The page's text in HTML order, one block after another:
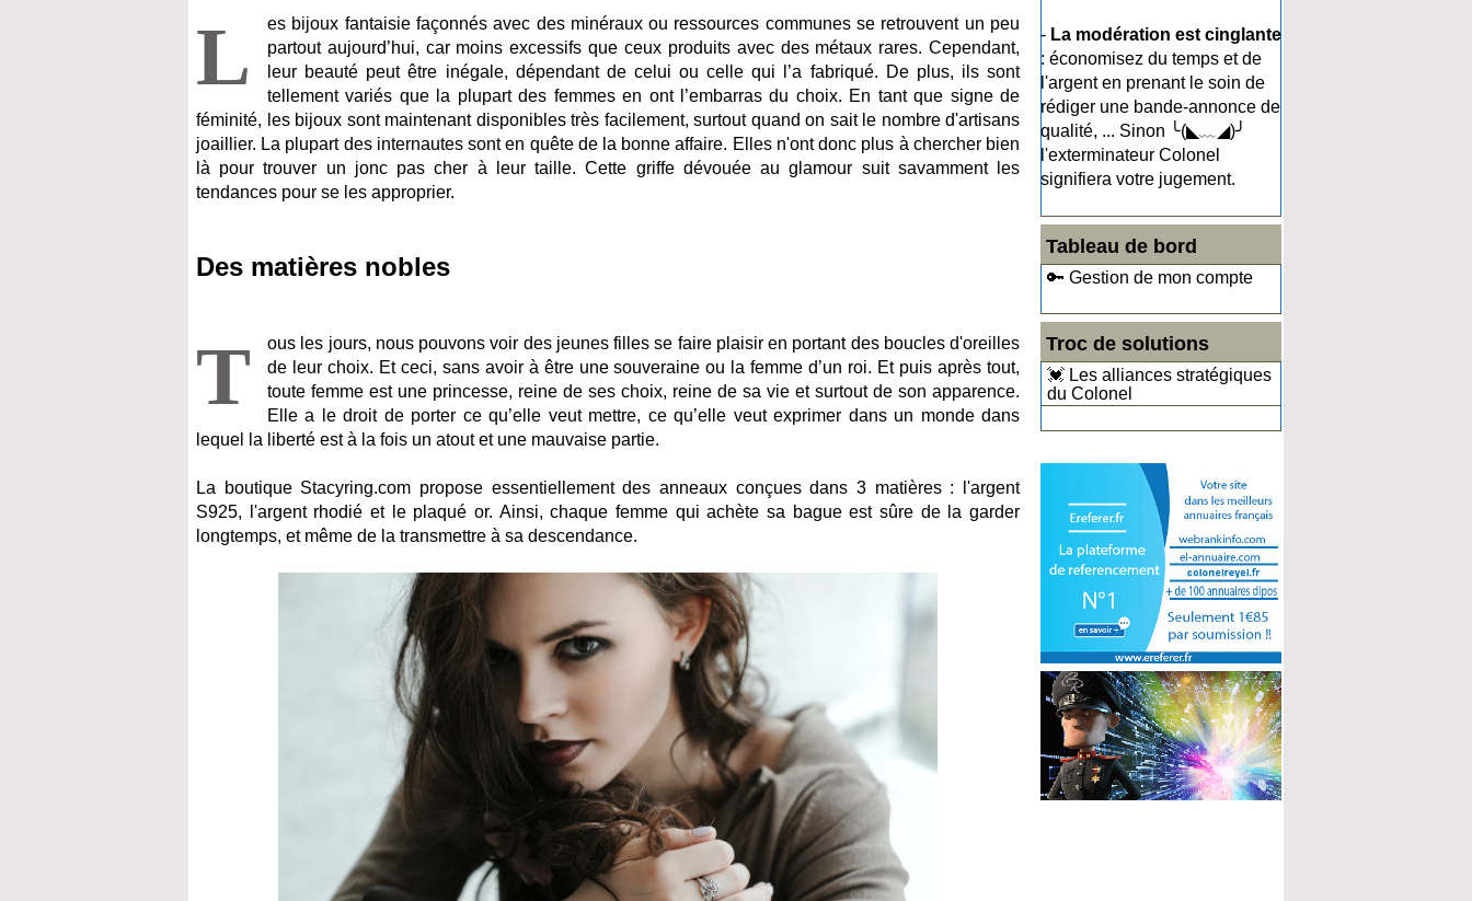
- La modération est cinglante
: économisez du temps et de
l'argent en prenant le soin de
rédiger une bande-annonce de
qualité, ... Sinon ╰(◣﹏◢)╯
l'exterminateur Colonel
signifiera votre jugement.
Tableau de bord
🔑 Gestion de mon compte
Troc de solutions
💓 Les alliances stratégiques
du Colonel
L
es bijoux fantaisie façonnés avec des minéraux ou ressources communes se retrouvent un peu
partout aujourd’hui, car moins excessifs que ceux produits avec des métaux rares. Cependant,
leur beauté peut être inégale, dépendant de celui ou celle qui l’a fabriqué. De plus, ils sont
tellement variés que la plupart des femmes en ont l’embarras du choix. En tant que signe de
féminité, les bijoux sont maintenant disponibles très facilement, surtout quand on sait le nombre d'artisans
joaillier. La plupart des internautes sont en quête de la bonne affaire. Elles n'ont donc plus à chercher bien
là pour trouver un jonc pas cher à leur taille. Cette griffe dévouée au glamour suit savamment les
tendances pour se les approprier.
Des matières nobles
T
ous les jours, nous pouvons voir des jeunes filles se faire plaisir en portant des boucles d'oreilles
de leur choix. Et ceci, sans avoir à être une souveraine ou la femme d’un roi. Et puis après tout,
toute femme est une princesse, reine de ses choix, reine de sa vie et surtout de son apparence.
Elle a le droit de porter ce qu’elle veut mettre, ce qu’elle veut exprimer dans un monde dans
lequel la liberté est à la fois un atout et une mauvaise partie.
La boutique Stacyring.com propose essentiellement des anneaux conçues dans 3 matières : l'argent
S925, l'argent rhodié et le plaqué or. Ainsi, chaque femme qui achète sa bague est sûre de la garder
longtemps, et même de la transmettre à sa descendance.